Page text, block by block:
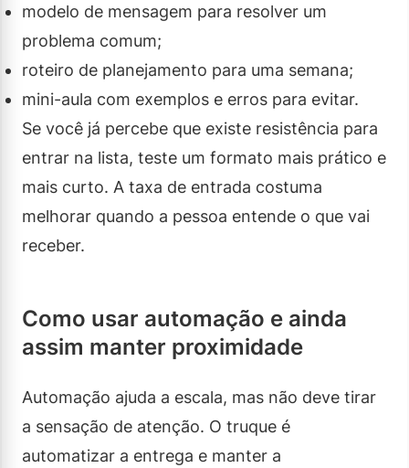
modelo de mensagem para resolver um
problema comum;
roteiro de planejamento para uma semana;
mini-aula com exemplos e erros para evitar.
Se você já percebe que existe resistência para
entrar na lista, teste um formato mais prático e
mais curto. A taxa de entrada costuma
melhorar quando a pessoa entende o que vai
receber.
Como usar automação e ainda
assim manter proximidade
Automação ajuda a escala, mas não deve tirar
a sensação de atenção. O truque é
automatizar a entrega e manter a